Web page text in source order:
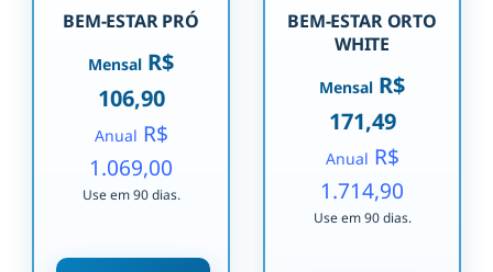
BEM-ESTAR PRÓ
Mensal R$
106,90
Anual R$
1.069,00
Use em 90 dias.
BEM-ESTAR ORTO
WHITE
Mensal R$
171,49
Anual R$
1.714,90
Use em 90 dias.